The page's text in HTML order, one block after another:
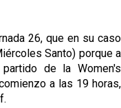
26, que en su caso
Santo) porque a
de la Women's
a las 19 horas,